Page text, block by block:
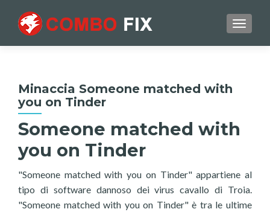
Minaccia Someone matched with
you on Tinder
Someone matched with
you on Tinder
"Someone matched with you on Tinder" appartiene al
tipo di software dannoso dei virus cavallo di Troia.
"Someone matched with you on Tinder" è tra le ultime